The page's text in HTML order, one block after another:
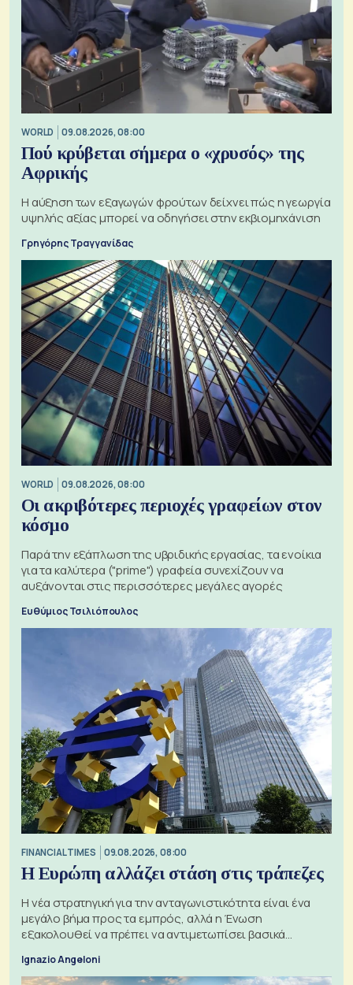
WORLD 09.08.2026, 08:00
Πού κρύβεται σήμερα ο «χρυσός» της
Αφρικής
Η αύξηση των εξαγωγών φρούτων δείχνει πώς η γεωργία
υψηλής αξίας μπορεί να οδηγήσει στην εκβιομηχάνιση
Γρηγόρης Τραγγανίδας
WORLD 09.08.2026, 08:00
Οι ακριβότερες περιοχές γραφείων στον
κόσμο
Παρά την εξάπλωση της υβριδικής εργασίας, τα ενοίκια
για τα καλύτερα ("prime") γραφεία συνεχίζουν να
αυξάνονται στις περισσότερες μεγάλες αγορές
Ευθύμιος Τσιλιόπουλος
FINANCIAL TIMES 09.08.2026, 08:00
Η Ευρώπη αλλάζει στάση στις τράπεζες
Η νέα στρατηγική για την ανταγωνιστικότητα είναι ένα
μεγάλο βήμα προς τα εμπρός, αλλά η Ένωση
εξακολουθεί να πρέπει να αντιμετωπίσει βασικά
Ignazio Angeloni